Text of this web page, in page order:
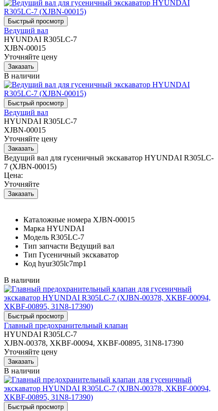
Ведущий вал
HYUNDAI R305LC-7
XJBN-00015
Уточняйте цену
В наличии
Ведущий вал
HYUNDAI R305LC-7
XJBN-00015
Уточняйте цену
Ведущий вал для гусеничный экскаватор HYUNDAI R305LC-
7 (XJBN-00015)
Цена:
Уточняйте
Каталожные номера XJBN-00015
Марка HYUNDAI
Модель R305LC-7
Тип запчасти Ведущий вал
Тип Гусеничный экскаватор
Код hyur305lc7mp1
В наличии
Главный предохранительный клапан
HYUNDAI R305LC-7
XJBN-00378, XKBF-00094, XKBF-00895, 31N8-17390
Уточняйте цену
В наличии